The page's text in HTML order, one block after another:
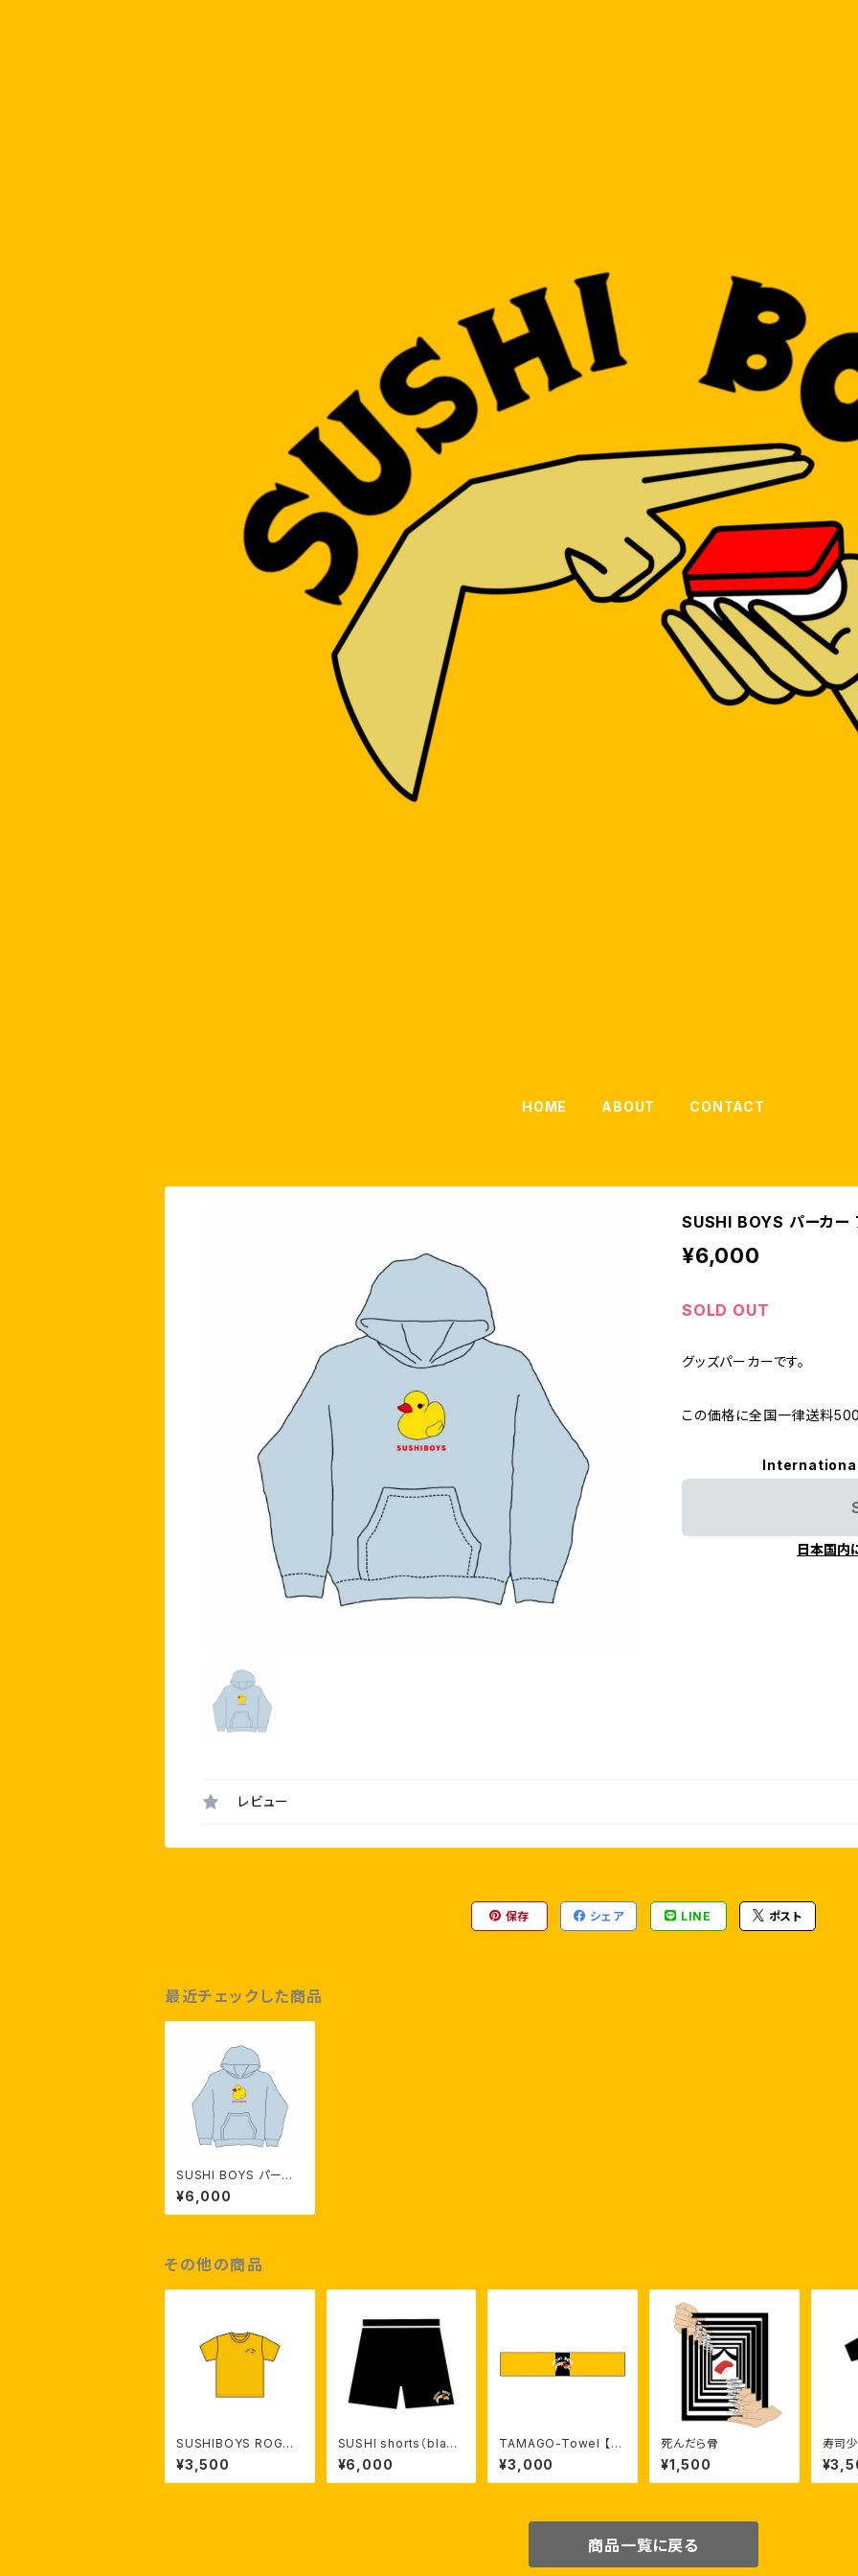
HOME ABOUT CONTACT
SUSHI BOYS パーカー
¥6,000
SOLD OUT
グッズパーカーです。
この価格に全国一律送料
日本国内
レビュー
保存 シェア LINE ポスト
最近チェックした商品
SUSHI BOYS パーカ
ー アヒル
¥6,000
その他の商品
SUSHIBOYS ROGO
T- shirt（Yellow）【受
注生産】
¥3,500
SUSHI shorts（blac
k）【受注生産】
¥6,000
TAMAGO-Towel 【受
注生産】
¥3,000
死んだら骨
¥1,500
寿司
ck）【
商品一覧に戻る